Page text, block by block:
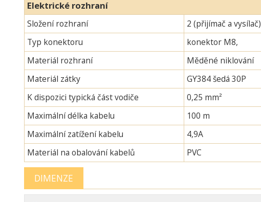
Elektrické rozhraní
Složení rozhraní
2 (přijímač a vysílač)
Typ konektoru
konektor M8,
Materiál rozhraní
Měděné niklování
Materiál zátky
GY384 šedá 30P
K dispozici typická část vodiče
0,25 mm²
Maximální délka kabelu
100 m
Maximální zatížení kabelu
4,9A
Materiál na obalování kabelů
PVC
DIMENZE